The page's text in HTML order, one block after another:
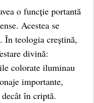
o funcție portantă
Acestea se
În teologia creștină,
divină:
colorate iluminau
importante,
în ​​criptă.